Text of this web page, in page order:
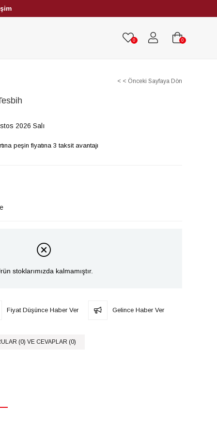
0 0
< < Önceki Sayfaya Dön
2026 Salı
peşin fiyatına 3 taksit avantajı
stoklarımızda kalmamıştır.
Fiyat Düşünce Haber Ver Gelince Haber Ver
(0) VE CEVAPLAR (0)